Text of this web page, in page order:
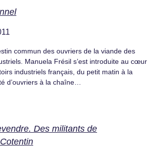
commun des ouvriers de la viande des
Manuela Frésil s’est introduite au cœur
industriels français, du petit matin à la
d’ouvriers à la chaîne…
Des militants de